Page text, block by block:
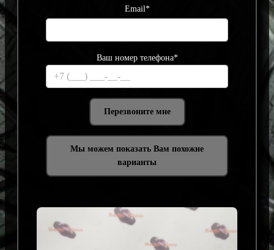
Email*
Ваш номер телефона*
Мы можем показать Вам похожие
варианты